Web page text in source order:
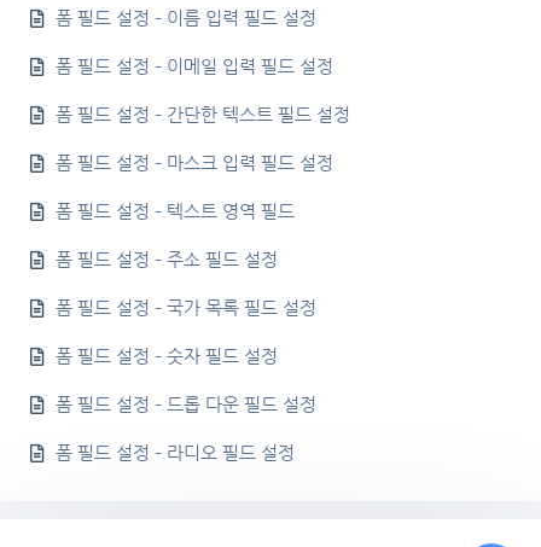
폼 필드 설정 – 이름 입력 필드 설정
폼 필드 설정 – 이메일 입력 필드 설정
폼 필드 설정 – 간단한 텍스트 필드 설정
폼 필드 설정 – 마스크 입력 필드 설정
폼 필드 설정 – 텍스트 영역 필드
폼 필드 설정 – 주소 필드 설정
폼 필드 설정 – 국가 목록 필드 설정
폼 필드 설정 – 숫자 필드 설정
폼 필드 설정 – 드롭 다운 필드 설정
폼 필드 설정 – 라디오 필드 설정